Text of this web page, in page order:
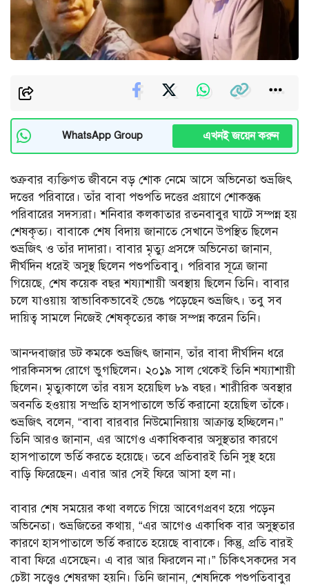
WhatsApp Group এখনই জয়েন করুন
শুক্রবার ব্যক্তিগত জীবনে বড় শোক নেমে আসে অভিনেতা শুভ্রজিৎ
দত্তের পরিবারে। তাঁর বাবা পশুপতি দত্তের প্রয়াণে শোকস্তব্ধ
পরিবারের সদস্যরা। শনিবার কলকাতার রতনবাবুর ঘাটে সম্পন্ন হয়
শেষকৃত্য। বাবাকে শেষ বিদায় জানাতে সেখানে উপস্থিত ছিলেন
শুভ্রজিৎ ও তাঁর দাদারা। বাবার মৃত্যু প্রসঙ্গে অভিনেতা জানান,
দীর্ঘদিন ধরেই অসুস্থ ছিলেন পশুপতিবাবু। পরিবার সূত্রে জানা
গিয়েছে, শেষ কয়েক বছর শয্যাশায়ী অবস্থায় ছিলেন তিনি। বাবার
চলে যাওয়ায় স্বাভাবিকভাবেই ভেঙে পড়েছেন শুভ্রজিৎ। তবু সব
দায়িত্ব সামলে নিজেই শেষকৃত্যের কাজ সম্পন্ন করেন তিনি।
আনন্দবাজার ডট কমকে শুভ্রজিৎ জানান, তাঁর বাবা দীর্ঘদিন ধরে
পারকিনসন্স রোগে ভুগছিলেন। ২০১৯ সাল থেকেই তিনি শয্যাশায়ী
ছিলেন। মৃত্যুকালে তাঁর বয়স হয়েছিল ৮৯ বছর। শারীরিক অবস্থার
অবনতি হওয়ায় সম্প্রতি হাসপাতালে ভর্তি করানো হয়েছিল তাঁকে।
শুভ্রজিৎ বলেন, “বাবা বারবার নিউমোনিয়ায় আক্রান্ত হচ্ছিলেন।”
তিনি আরও জানান, এর আগেও একাধিকবার অসুস্থতার কারণে
হাসপাতালে ভর্তি করতে হয়েছে। তবে প্রতিবারই তিনি সুস্থ হয়ে
বাড়ি ফিরেছেন। এবার আর সেই ফিরে আসা হল না।
বাবার শেষ সময়ের কথা বলতে গিয়ে আবেগপ্রবণ হয়ে পড়েন
অভিনেতা। শুভ্রজিতের কথায়, “এর আগেও একাধিক বার অসুস্থতার
কারণে হাসপাতালে ভর্তি করাতে হয়েছে বাবাকে। কিন্তু, প্রতি বারই
বাবা ফিরে এসেছেন। এ বার আর ফিরলেন না।” চিকিৎসকদের সব
চেষ্টা সত্ত্বেও শেষরক্ষা হয়নি। তিনি জানান, শেষদিকে পশুপতিবাবুর